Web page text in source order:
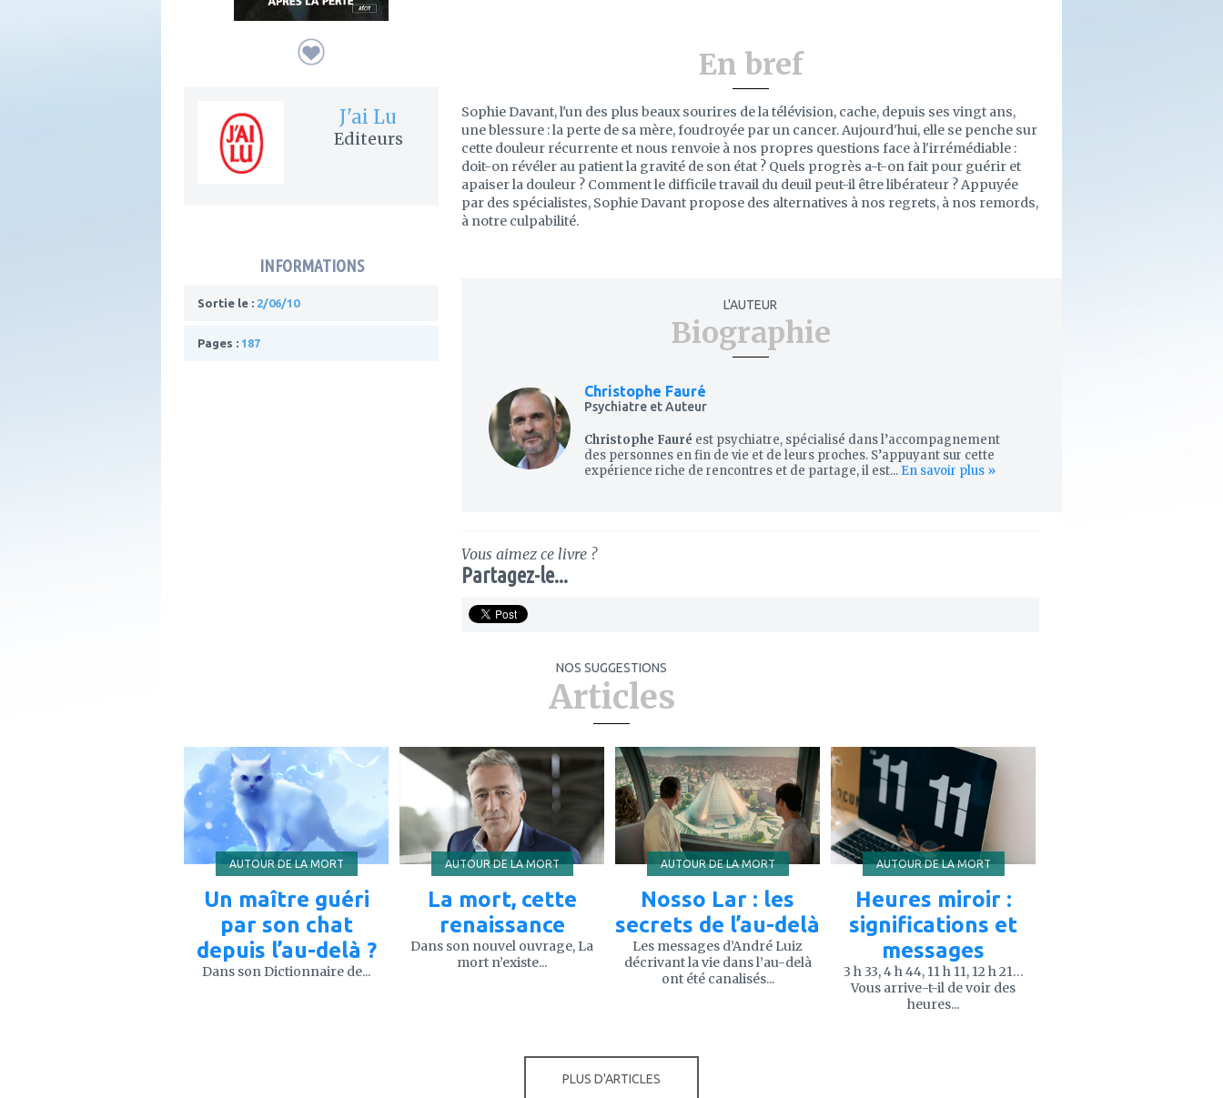
J'ai Lu
Editeurs
INFORMATIONS
Sortie le : 2/06/10
Pages : 187
En bref
Sophie Davant, l'un des plus beaux sourires de la télévision, cache, depuis ses vingt ans,
une blessure : la perte de sa mère, foudroyée par un cancer. Aujourd'hui, elle se penche sur
cette douleur récurrente et nous renvoie à nos propres questions face à l'irrémédiable :
doit-on révéler au patient la gravité de son état ? Quels progrès a-t-on fait pour guérir et
apaiser la douleur ? Comment le difficile travail du deuil peut-il être libérateur ? Appuyée
par des spécialistes, Sophie Davant propose des alternatives à nos regrets, à nos remords,
à notre culpabilité.
L'AUTEUR
Biographie
Christophe Fauré
Psychiatre et Auteur
Christophe Fauré est psychiatre, spécialisé dans l’accompagnement
des personnes en fin de vie et de leurs proches. S’appuyant sur cette
expérience riche de rencontres et de partage, il est... En savoir plus »
Vous aimez ce livre ?
Partagez-le...
NOS SUGGESTIONS
Articles
mes
favoris
AUTOUR DE LA MORT
Un maître guéri
par son chat
depuis l’au-delà ?
Dans son Dictionnaire de...
mes
favoris
AUTOUR DE LA MORT
La mort, cette
renaissance
Dans son nouvel ouvrage, La
mort n’existe...
à
mes
favoris
AUTOUR DE LA MORT
Nosso Lar : les
secrets de l’au-delà
Les messages d’André Luiz
décrivant la vie dans l’au-delà
ont été canalisés...
à
mes
favoris
AUTOUR DE LA MORT
Heures miroir :
significations et
messages
3 h 33, 4 h 44, 11 h 11, 12 h 21…
Vous arrive-t-il de voir des
heures...
PLUS D'ARTICLES